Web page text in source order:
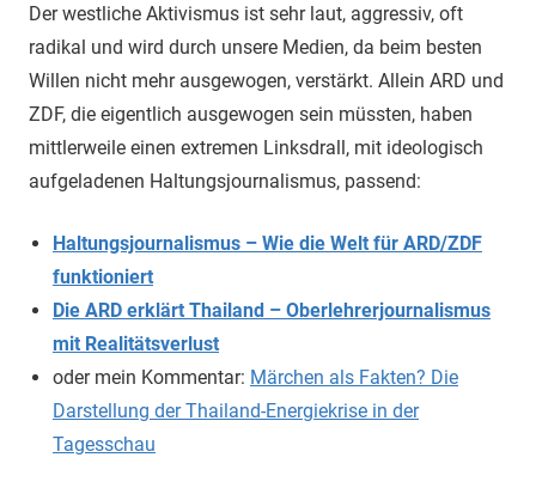
Der westliche Aktivismus ist sehr laut, aggressiv, oft
radikal und wird durch unsere Medien, da beim besten
Willen nicht mehr ausgewogen, verstärkt. Allein ARD und
ZDF, die eigentlich ausgewogen sein müssten, haben
mittlerweile einen extremen Linksdrall, mit ideologisch
aufgeladenen Haltungsjournalismus, passend:
Haltungsjournalismus – Wie die Welt für ARD/ZDF
funktioniert
Die ARD erklärt Thailand – Oberlehrerjournalismus
mit Realitätsverlust
oder mein Kommentar: Märchen als Fakten? Die
Darstellung der Thailand-Energiekrise in der
Tagesschau